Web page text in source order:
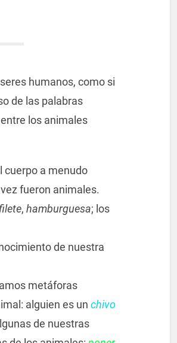
humanos, como si
de las palabras
los animales
cuerpo a menudo
fueron animales.
filete, hamburguesa; los
de nuestra
metáforas
alguien es un chivo
de nuestras